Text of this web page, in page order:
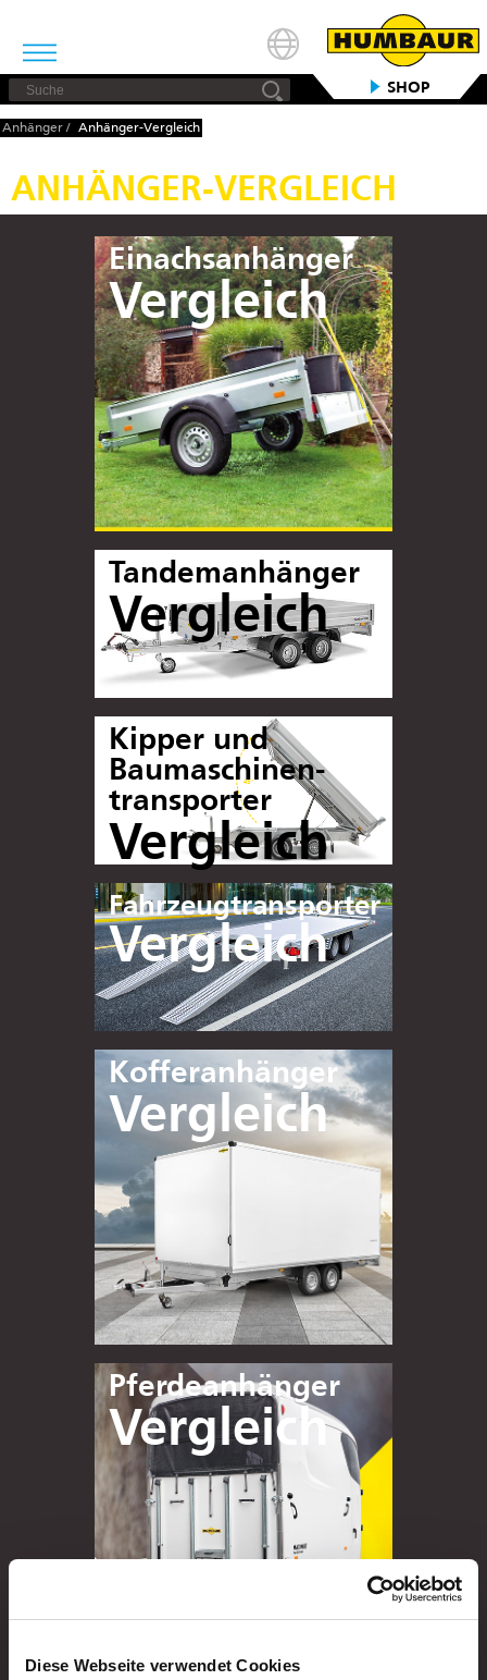
Diese Webseite verwendet Cookies
SHOP
Anhänger / Anhänger-Vergleich
ANHÄNGER-VERGLEICH
Einachsanhänger
Vergleich
Tandemanhänger
Vergleich
Kipper und
Baumaschinen-
transporter
Vergleich
Fahrzeugtransporter
Vergleich
Kofferanhänger
Vergleich
Pferdeanhänger
Vergleich